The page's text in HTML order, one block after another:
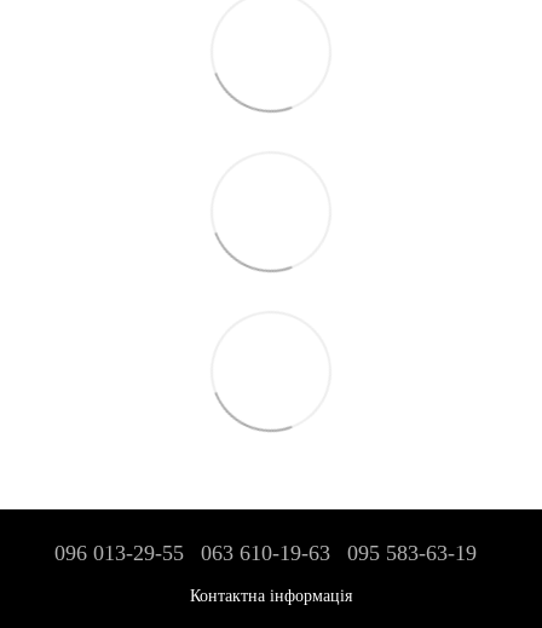
096 013-29-55 063 610-19-63 095 583-63-19
Контактна інформація